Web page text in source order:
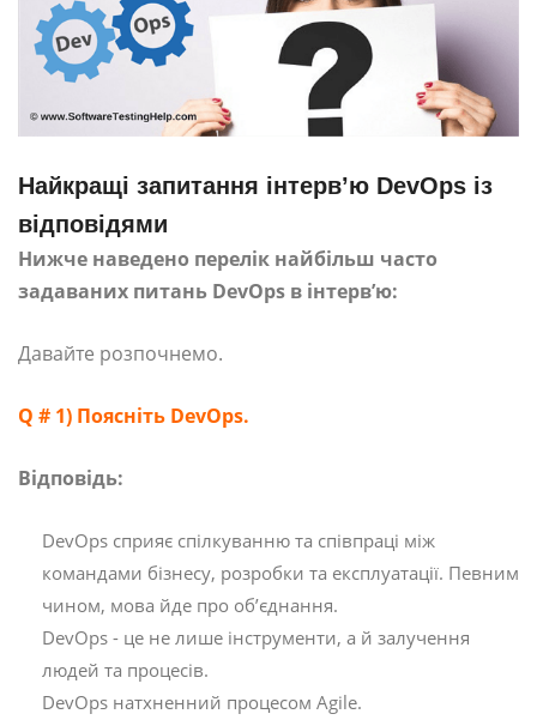
Найкращі запитання інтерв’ю DevOps із
відповідями
Нижче наведено перелік найбільш часто
задаваних питань DevOps в інтерв’ю:
Давайте розпочнемо.
Q # 1) Поясніть DevOps.
Відповідь:
DevOps сприяє спілкуванню та співпраці між
командами бізнесу, розробки та експлуатації. Певним
чином, мова йде про об’єднання.
DevOps - це не лише інструменти, а й залучення
людей та процесів.
DevOps натхненний процесом Agile.